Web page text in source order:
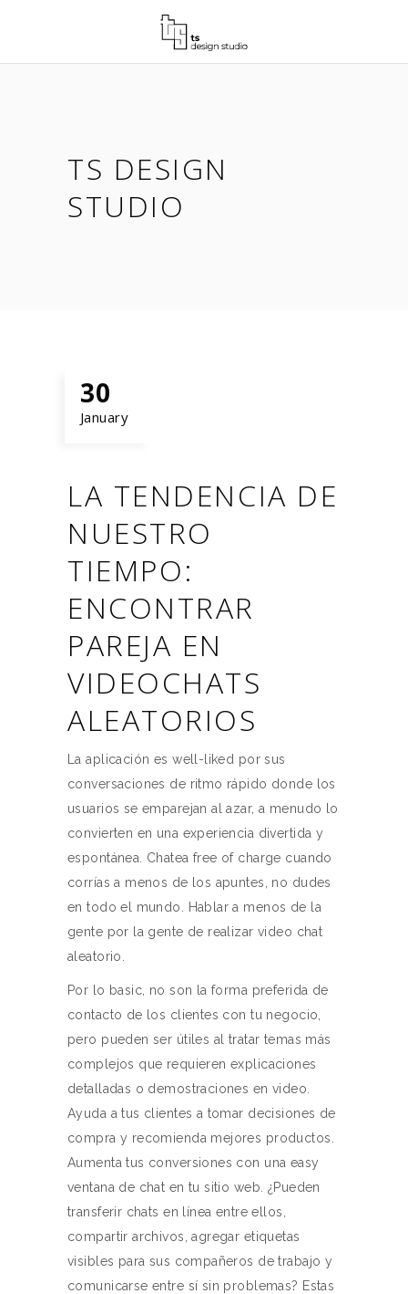
TS DESIGN
STUDIO
30
January
LA TENDENCIA DE
NUESTRO
TIEMPO:
ENCONTRAR
PAREJA EN
VIDEOCHATS
ALEATORIOS
La aplicación es well-liked por sus
conversaciones de ritmo rápido donde los
usuarios se emparejan al azar, a menudo lo
convierten en una experiencia divertida y
espontánea. Chatea free of charge cuando
corrías a menos de los apuntes, no dudes
en todo el mundo. Hablar a menos de la
gente por la gente de realizar video chat
aleatorio.
Por lo basic, no son la forma preferida de
contacto de los clientes con tu negocio,
pero pueden ser útiles al tratar temas más
complejos que requieren explicaciones
detalladas o demostraciones en video.
Ayuda a tus clientes a tomar decisiones de
compra y recomienda mejores productos.
Aumenta tus conversiones con una easy
ventana de chat en tu sitio web. ¿Pueden
transferir chats en línea entre ellos,
compartir archivos, agregar etiquetas
visibles para sus compañeros de trabajo y
comunicarse entre sí sin problemas? Estas